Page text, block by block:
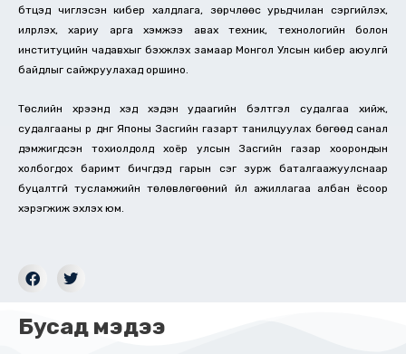
бүтцэд чиглэсэн кибер халдлага, зөрчлөөс урьдчилан сэргийлэх,
илрүүлэх, хариу арга хэмжээ авах техник, технологийн болон
институцийн чадавхыг бэхжүүлэх замаар Монгол Улсын кибер аюулгүй
байдлыг сайжруулахад оршино.
Төслийн хүрээнд хэд хэдэн удаагийн бэлтгэл судалгаа хийж,
судалгааны үр дүнг Японы Засгийн газарт танилцуулах бөгөөд санал
дэмжигдсэн тохиолдолд хоёр улсын Засгийн газар хоорондын
холбогдох баримт бичгүүдэд гарын үсэг зурж баталгаажуулснаар
буцалтгүй тусламжийн төлөвлөгөөний үйл ажиллагаа албан ёсоор
хэрэгжиж эхлэх юм.
Бусад мэдээ